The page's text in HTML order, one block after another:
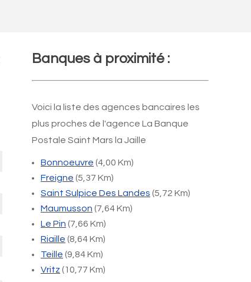
Banques à proximité :
Voici la liste des agences bancaires les
plus proches de l'agence La Banque
Postale Saint Mars la Jaille
Bonnoeuvre (4,00 Km)
Freigne (5,37 Km)
Saint Sulpice Des Landes (5,72 Km)
Maumusson (7,64 Km)
Le Pin (7,66 Km)
Riaille (8,64 Km)
Teille (9,84 Km)
Vritz (10,77 Km)